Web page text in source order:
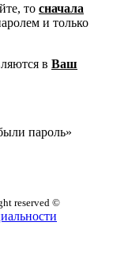
то сначала
и только
в Ваш
пароль»
reserved ©